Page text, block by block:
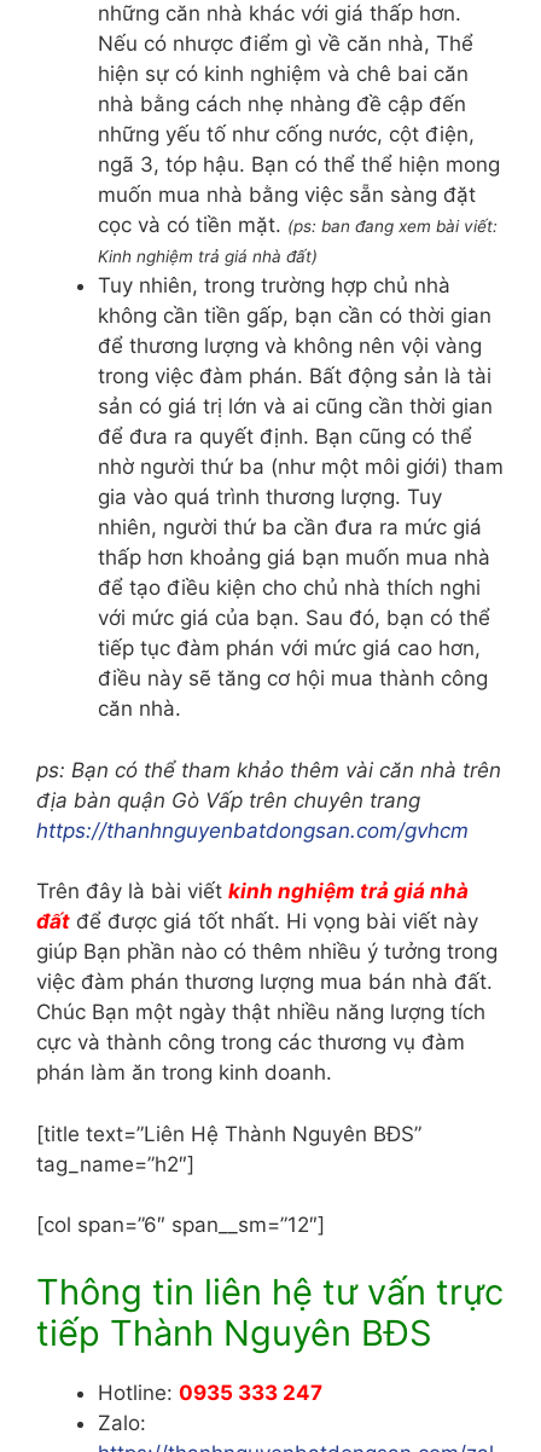
những căn nhà khác với giá thấp hơn.
Nếu có nhược điểm gì về căn nhà, Thể
hiện sự có kinh nghiệm và chê bai căn
nhà bằng cách nhẹ nhàng đề cập đến
những yếu tố như cống nước, cột điện,
ngã 3, tóp hậu. Bạn có thể thể hiện mong
muốn mua nhà bằng việc sẵn sàng đặt
cọc và có tiền mặt. (ps: ban đang xem bài viết:
Kinh nghiệm trả giá nhà đất)
Tuy nhiên, trong trường hợp chủ nhà
không cần tiền gấp, bạn cần có thời gian
để thương lượng và không nên vội vàng
trong việc đàm phán. Bất động sản là tài
sản có giá trị lớn và ai cũng cần thời gian
để đưa ra quyết định. Bạn cũng có thể
nhờ người thứ ba (như một môi giới) tham
gia vào quá trình thương lượng. Tuy
nhiên, người thứ ba cần đưa ra mức giá
thấp hơn khoảng giá bạn muốn mua nhà
để tạo điều kiện cho chủ nhà thích nghi
với mức giá của bạn. Sau đó, bạn có thể
tiếp tục đàm phán với mức giá cao hơn,
điều này sẽ tăng cơ hội mua thành công
căn nhà.
ps: Bạn có thể tham khảo thêm vài căn nhà trên
địa bàn quận Gò Vấp trên chuyên trang
https://thanhnguyenbatdongsan.com/gvhcm
Trên đây là bài viết kinh nghiệm trả giá nhà
đất để được giá tốt nhất. Hi vọng bài viết này
giúp Bạn phần nào có thêm nhiều ý tưởng trong
việc đàm phán thương lượng mua bán nhà đất.
Chúc Bạn một ngày thật nhiều năng lượng tích
cực và thành công trong các thương vụ đàm
phán làm ăn trong kinh doanh.
[title text=”Liên Hệ Thành Nguyên BĐS”
tag_name=”h2″]
[col span=”6″ span__sm=”12″]
Thông tin liên hệ tư vấn trực
tiếp Thành Nguyên BĐS
Hotline: 0935 333 247
Zalo: